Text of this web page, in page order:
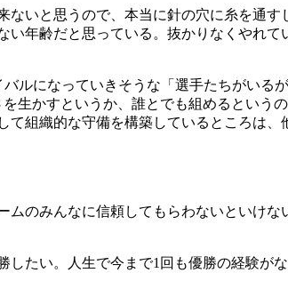
ないと思うので、本当に針の穴に糸を通
年齢だと思っている。抜かりなくやれ
バルになっていきそうな「選手たちがいる
生かすというか、誰とでも組めるという
組織的な守備を構築しているところは
ムのみんなに信頼してもらわないといけな
したい。人生で今まで1回も優勝の経験が